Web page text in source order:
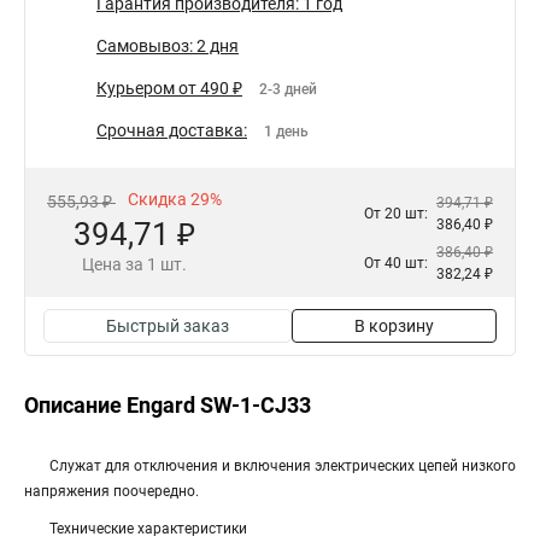
Гарантия производителя: 1 год
Самовывоз: 2 дня
Курьером от 490 ₽ 2-3 дней
Срочная доставка: 1 день
555,93 ₽ Скидка 29%
394,71 ₽
Цена за 1 шт.
От 20 шт:
394,71 ₽
386,40 ₽
От 40 шт:
386,40 ₽
382,24 ₽
Быстрый заказ В корзину
Описание Engard SW-1-CJ33
Служат для отключения и включения электрических цепей низкого
напряжения поочередно.
Технические характеристики